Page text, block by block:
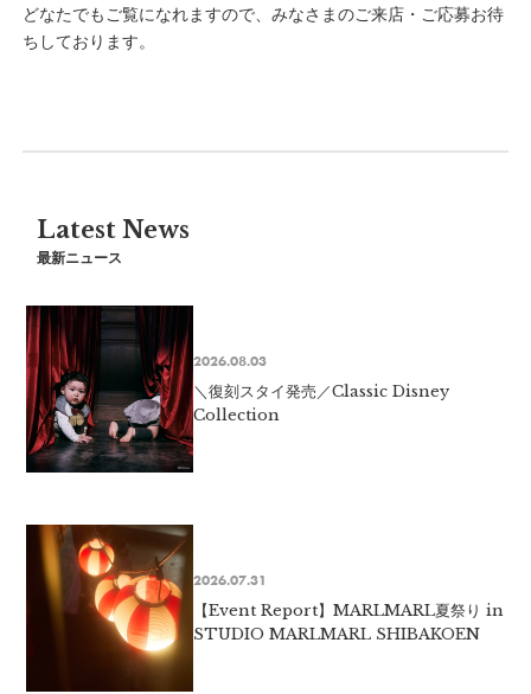
どなたでもご覧になれますので、みなさまのご来店・ご応募お待
ちしております。
Latest News
最新ニュース
2026.08.03
＼復刻スタイ発売／Classic Disney
Collection
2026.07.31
【Event Report】MARLMARL夏祭り in
STUDIO MARLMARL SHIBAKOEN